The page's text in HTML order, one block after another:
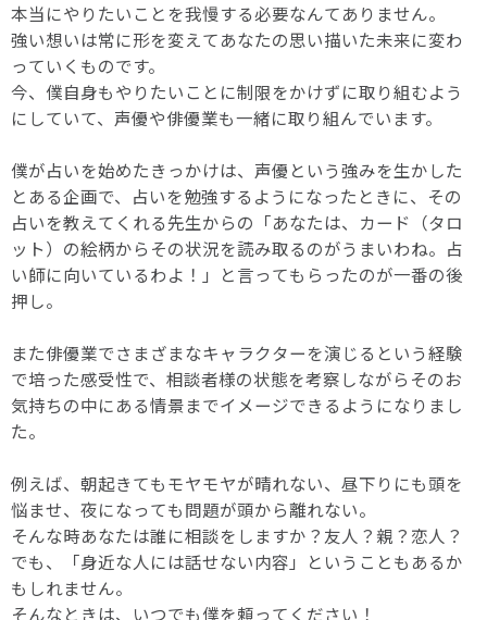
本当にやりたいことを我慢する必要なんてありません。
強い想いは常に形を変えてあなたの思い描いた未来に変わ
っていくものです。
今、僕自身もやりたいことに制限をかけずに取り組むよう
にしていて、声優や俳優業も一緒に取り組んでいます。
僕が占いを始めたきっかけは、声優という強みを生かした
とある企画で、占いを勉強するようになったときに、その
占いを教えてくれる先生からの「あなたは、カード（タロ
ット）の絵柄からその状況を読み取るのがうまいわね。占
い師に向いているわよ！」と言ってもらったのが一番の後
押し。
また俳優業でさまざまなキャラクターを演じるという経験
で培った感受性で、相談者様の状態を考察しながらそのお
気持ちの中にある情景までイメージできるようになりまし
た。
例えば、朝起きてもモヤモヤが晴れない、昼下りにも頭を
悩ませ、夜になっても問題が頭から離れない。
そんな時あなたは誰に相談をしますか？友人？親？恋人？
でも、「身近な人には話せない内容」ということもあるか
もしれません。
そんなときは、いつでも僕を頼ってください！